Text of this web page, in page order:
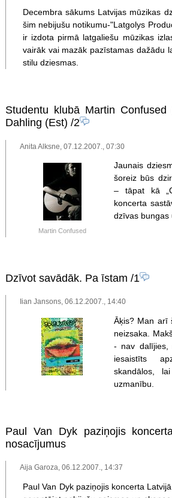
Decembra sākums Latvijas mūzikas
šim nebijušu notikumu-"Latgolys
ir izdota pirmā latgaliešu mūzikas
vairāk vai mazāk pazīstamas dažādu
stilu dziesmas.
Studentu klubā Martin
Dahling (Est) /2
Anita Alksne, 07.12.2007., 07:30
Martin Confused
Jaunais
šoreiz būs
– tāpat kā
koncerta
dzīvas bungas
Dzīvot savādāk. Pa īstam /1
Iian Jansons, 06.12.2007., 14:40
Āķis? Man arī
neizsaka.
- nav dalījies,
iesaistīts
skandālos,
uzmanību.
Paul Van Dyk paziņojis
nosacījumus
Aija Garoza, 06.12.2007., 14:37
Paul Van Dyk paziņojis koncerta